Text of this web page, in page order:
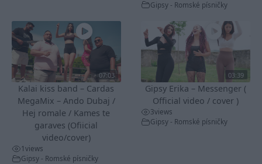
Gipsy - Romské písničky
07:03
Kalai kiss band – Cardas
MegaMix – Ando Dubaj /
Hej romale / Kames te
garaves (Ofiicial
video/cover)
1views
Gipsy - Romské písničky
03:39
Gipsy Erika – Messenger (
Official video / cover )
3views
Gipsy - Romské písničky